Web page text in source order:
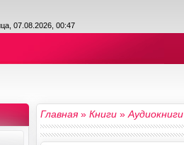
07.08.2026, 00:47
Главная»Книги »Аудиокниги